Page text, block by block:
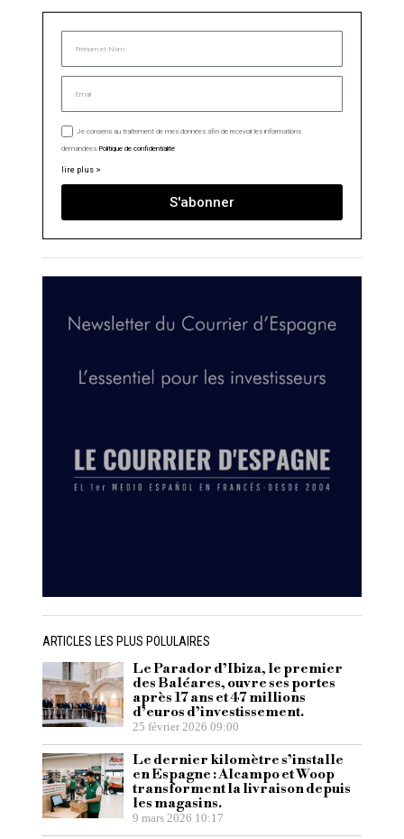
Je consens au traitement de mes données afin de recevoir les informations
demandées.Politique de confidentialité
lire plus >
S'abonner
ARTICLES LES PLUS POLULAIRES
Le Parador d’Ibiza, le premier
des Baléares, ouvre ses portes
après 17 ans et 47 millions
d’euros d’investissement.
25 février 2026 09:00
Le dernier kilomètre s’installe
en Espagne : Alcampo et Woop
transforment la livraison depuis
les magasins.
9 mars 2026 10:17